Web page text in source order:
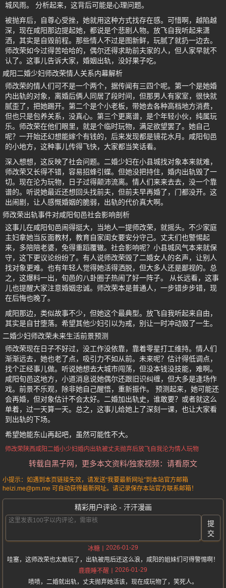
城风雨。 分析起来，这背后可能是心理问题。
被抛弃后，自尊心受挫，她就用这种方式找存在感。可惜啊，越陷越
深，现在咸阳那边提起她，都说是个悲剧人物。放飞自我听起来潇
洒，其实是自毁前程。那些情人不过是图新鲜，玩腻了就扔一边去。
师改荣如今过得苦哈哈的，偶尔还得求助前夫家的人，但人家早就不
认了。这事儿告诉大家，婚姻出轨，没好果子吃。
咸阳二婚少妇师改荣情人关系内幕解析
师改荣的情人们可不是一个两个，据传闻有三四个呢。第一个是她婚
内出轨的对象，离婚后俩人同居了段时间，但那男人有家室，很快就
腻歪了，把她踢开。第二个是个小老板，带她去各种高档地方消费，
但也只是包养关系，没真心。第三个更离谱，是个年轻小伙，纯属玩
乐。师改荣在他们眼里，就是个临时玩物，满足欲望罢了。她自己
呢？一开始还幻想能嫁个有钱的，后来发现都是镜花水月。咸阳旬邑
的小地方，这种事儿传得飞快，大家都当笑话看。
深入想想，这反映了社会问题。二婚少妇在小县城找对象本来就难，
师改荣又长得不错，容易招蜂引蝶。但她没把持住，婚内出轨毁了一
切。现在沦为玩物，日子过得颠沛流离。情人们来来去去，没一个靠
谱的。听说她最近还想回头找前夫，但前夫早再婚了，门都没开。这
出闹剧，让人感慨婚姻的脆弱，出轨的代价真大啊。
师改荣出轨事件对咸阳旬邑社会影响剖析
这事儿在咸阳旬邑闹得挺大，当地人一提师改荣，就摇头。不少家庭
主妇拿她当反面教材，教育自家闺女要安分守己。丈夫们也警惕起
来，多陪陪老婆，免得重蹈覆辙。社会影响呢？小县城风气本来就保
守，这下更议论纷纷了。有人说师改荣毁了二婚女人的名声，让别人
找对象更难。也有年轻人觉得她活得洒脱，但大多人还是鄙视的。总
之，这爆料一出，旬邑的八卦圈子热闹了好一阵子。 从长远看，这事
儿也提醒大家注意婚姻忠诚。师改荣本是普通人，一步错步步错，现
在后悔也晚了。
咸阳那边，类似故事不少，但她这个最典型。放飞自我听起来自由，
其实是自甘堕落。希望其他少妇引以为戒，别让一时冲动毁了一生。
二婚少妇师改荣未来生活前景预测
师改荣现在日子不好过，没工作没依靠，靠着零星打工维持。情人们
渐渐远去，她也老了点，吸引力不如从前。未来呢？估计得低调点，
找个正经事儿做。听说她想去大城市闯荡，但没本钱没技能，难啊。
咸阳旬邑这地方，小道消息说她偶尔还跟旧识纠缠，但大多是逢场作
戏。前景不乐观，除非她自己醒悟，重新振作。 预测起来，她可能还
会再婚，但对象估计不会太好。二婚加出轨史，谁敢要？或者就这么
单着，过一天算一天。总之，这事儿给她上了深刻一课，也让大家看
到出轨的下场。
希望她能东山再起吧，虽然可能性不大。
师改荣陕西咸阳 二婚小少妇婚内出轨被丈夫抛弃后放飞自我沦为情人玩物
转载自黑子网，更多本文资料/独家视频：请看原文
小提示：如遇到本页链接失效，请发送“我要最新网址”到本站官方邮箱
heizi.me@pm.me 可自动获得最新网址。请记录保存本站官方联系邮箱！
精彩用户评论 - 汗汗漫画
提
交
冰糖
2026-01-29
哇塞，这师改荣也太敢玩了，出轨被甩后还这么浪，咸阳的姐妹们可得警惕啊！
鹿鹿睡不醒
2026-01-29
啧啧，二婚就出轨，丈夫抛弃她活该，现在成玩物了，笑死人。